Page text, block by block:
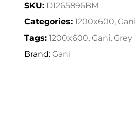
SKU: D1265896BM
Categories: 1200x600, Gani
Tags: 1200x600, Gani, Grey
Brand: Gani